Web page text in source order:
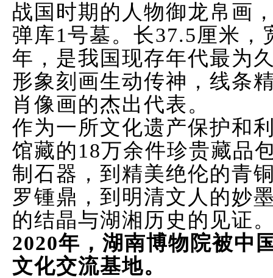
战国时期的人物御龙帛画
弹库1号墓。长37.5厘米，
年，是我国现存年代最为
形象刻画生动传神，线条
肖像画的杰出代表。
作为一所文化遗产保护和
馆藏的18万余件珍贵藏品
制石器，到精美绝伦的青
罗锺鼎，到明清文人的妙
的结晶与湖湘历史的见证
2020年，湖南博物院被中
文化交流基地。